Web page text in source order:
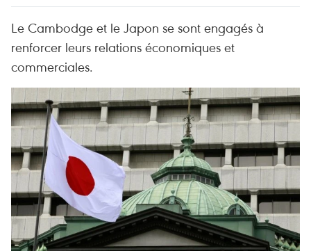
Le Cambodge et le Japon se sont engagés à
renforcer leurs relations économiques et
commerciales.